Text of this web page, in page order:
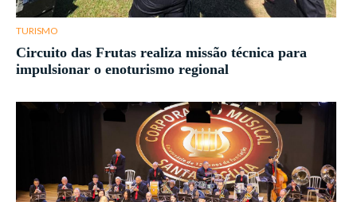
TURISMO
Circuito das Frutas realiza missão técnica para
impulsionar o enoturismo regional